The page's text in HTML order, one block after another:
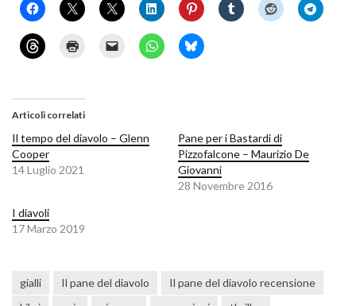
Articoli correlati
Il tempo del diavolo – Glenn
Cooper
14 Luglio 2021
Pane per i Bastardi di
Pizzofalcone – Maurizio De
Giovanni
28 Novembre 2016
I diavoli
17 Marzo 2019
gialli Il pane del diavolo
Il pane del diavolo recensione